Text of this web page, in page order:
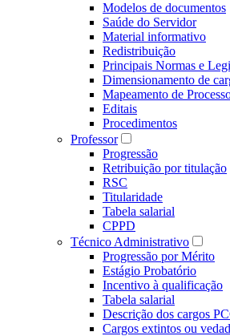
Modelos de documentos
Saúde do Servidor
Material informativo
Redistribuição
Principais Normas e
Dimensionamento de
Mapeamento de
Editais
Procedimentos
Professor
Progressão
Retribuição por titulação
RSC
Titularidade
Tabela salarial
CPPD
Técnico Administrativo
Progressão por Mérito
Estágio Probatório
Incentivo à qualificação
Tabela salarial
Descrição dos cargos
Cargos extintos ou